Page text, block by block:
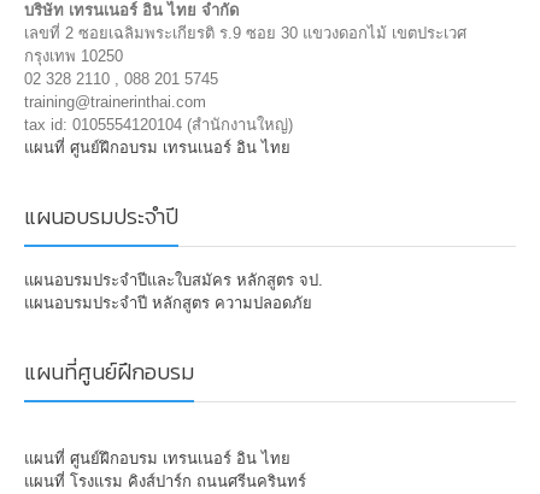
บริษัท เทรนเนอร์ อิน ไทย จำกัด
เลขที่ 2 ซอยเฉลิมพระเกียรติ ร.9 ซอย 30 แขวงดอกไม้ เขตประเวศ
กรุงเทพ 10250
02 328 2110 , 088 201 5745
training@trainerinthai.com
tax id: 0105554120104 (สำนักงานใหญ่)
แผนที่ ศูนย์ฝึกอบรม เทรนเนอร์ อิน ไทย
แผนอบรมประจำปี
แผนอบรมประจำปีและใบสมัคร หลักสูตร จป.
แผนอบรมประจำปี หลักสูตร ความปลอดภัย
แผนที่ศูนย์ฝึกอบรม
แผนที่ ศูนย์ฝึกอบรม เทรนเนอร์ อิน ไทย
แผนที่ โรงแรม คิงส์ปาร์ก ถนนศรีนครินทร์